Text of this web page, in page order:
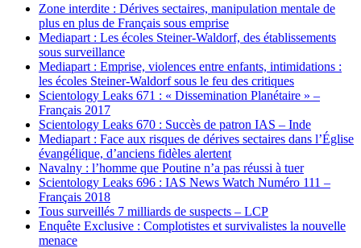
Zone interdite : Dérives sectaires, manipulation mentale de
plus en plus de Français sous emprise
Mediapart : Les écoles Steiner-Waldorf, des établissements
sous surveillance
Mediapart : Emprise, violences entre enfants, intimidations :
les écoles Steiner-Waldorf sous le feu des critiques
Scientology Leaks 671 : « Dissemination Planétaire » –
Français 2017
Scientology Leaks 670 : Succès de patron IAS – Inde
Mediapart : Face aux risques de dérives sectaires dans l’Église
évangélique, d’anciens fidèles alertent
Navalny : l’homme que Poutine n’a pas réussi à tuer
Scientology Leaks 696 : IAS News Watch Numéro 111 –
Français 2018
Tous surveillés 7 milliards de suspects – LCP
Enquête Exclusive : Complotistes et survivalistes la nouvelle
menace